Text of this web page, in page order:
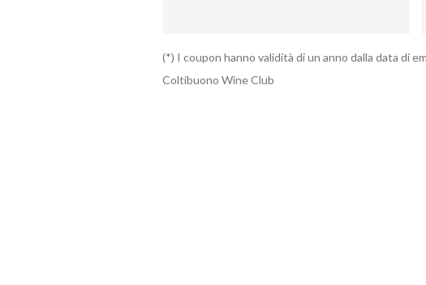
(*) I coupon hanno validità di un anno dalla data di
Coltibuono Wine Club